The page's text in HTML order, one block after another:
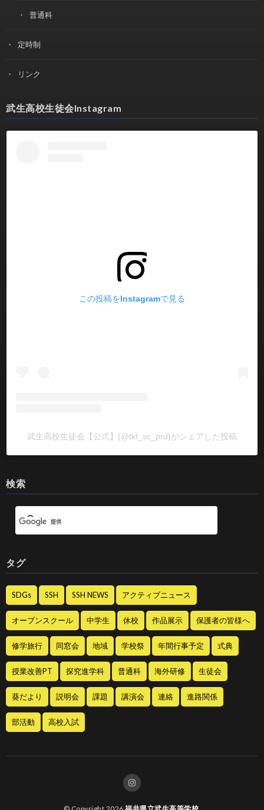
普通科
定時制
リンク
武生高校生徒会Instagram
この投稿をInstagramで見る
武生高校生徒会【公式】(@tkf_sc_prd)がシェアした投稿
検索
タグ
SDGs SSH SSH NEWS アクティブニュース
オープンスクール 中学生 休校 作品展示 保護者の皆様へ
修学旅行 同窓会 地域 学校祭 年間行事予定 式典
授業改善PT 探究進学科 普通科 海外研修 生徒会
葵だより 説明会 課題 講演会 連絡 進路関係
部活動 高校入試